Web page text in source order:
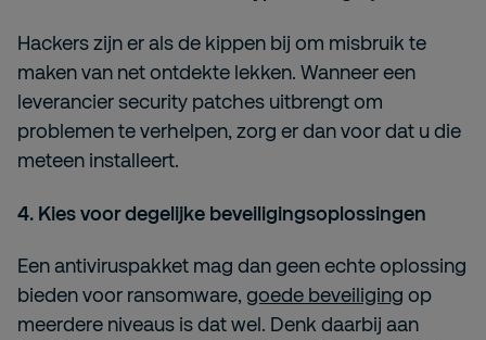
Hackers zijn er als de kippen bij om misbruik te
maken van net ontdekte lekken. Wanneer een
leverancier security patches uitbrengt om
problemen te verhelpen, zorg er dan voor dat u die
meteen installeert.
4. Kies voor degelijke beveiligingsoplossingen
Een antiviruspakket mag dan geen echte oplossing
bieden voor ransomware, goede beveiliging op
meerdere niveaus is dat wel. Denk daarbij aan